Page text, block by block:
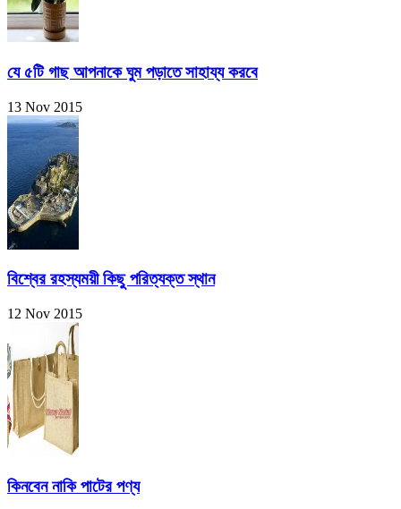
যে ৫টি গাছ আপনাকে ঘুম পড়াতে সাহায্য করবে
13 Nov 2015
বিশ্বের রহস্যময়ী কিছু পরিত্যক্ত স্থান
12 Nov 2015
কিনবেন নাকি পাটের পণ্য